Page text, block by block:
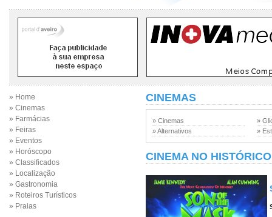
» Home
» Cinemas
» Farmácias
» Feiras
» Eventos
» Horóscopo
» Classificados
» Localização
» Gastronomia
» Roteiros Turísticos
» Praias
CINEMAS
» Cinemas
» Alternativos
»
»
CINEMA NO HISTÓRICO